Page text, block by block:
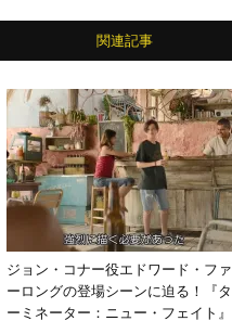
関連記事
ジョン・コナー役エドワード・ファ
ーロングの登場シーンに迫る！『タ
ーミネーター：ニュー・フェイト』